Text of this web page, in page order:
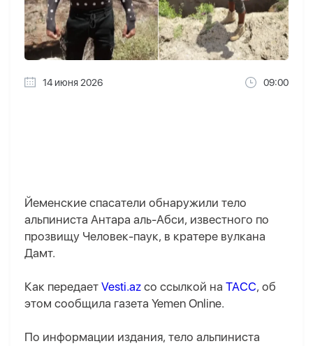
14 июня 2026 09:00
Йеменские спасатели обнаружили тело
альпиниста Антара аль-Абси, известного по
прозвищу Человек-паук, в кратере вулкана
Дамт.
Как передает Vesti.az со ссылкой на ТАСС, об
этом сообщила газета Yemen Online.
По информации издания, тело альпиниста